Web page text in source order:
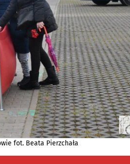
fot. Beata Pierzchała